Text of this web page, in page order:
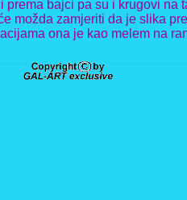
prema bajci pa su i krugovi na
možda zamjeriti da je slika
ona je kao melem na